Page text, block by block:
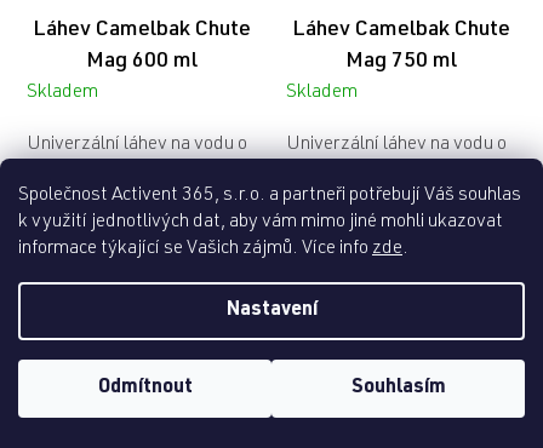
Společnost Activent 365, s.r.o. a partneři potřebují Váš souhlas
k využití jednotlivých dat, aby vám mimo jiné mohli ukazovat
informace týkající se Vašich zájmů. Více info zde.
Nastavení
Odmítnout Souhlasím
Láhev Camelbak Chute
Mag 600 ml
Skladem
361 Kč
Univerzální láhev na vodu o
Láhev Camelbak Chute
Mag 750 ml
Skladem
449 Kč
Univerzální láhev na vodu o